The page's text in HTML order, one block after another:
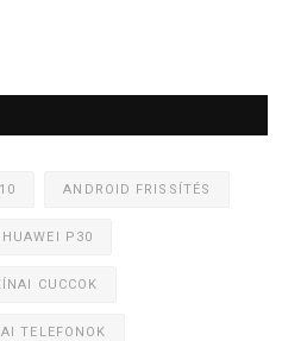
ANDROID FRISSÍTÉS
HUAWEI P30
CUCCOK
TELEFONOK